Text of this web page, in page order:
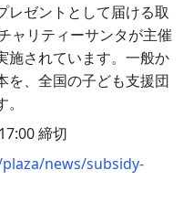
レゼントとして届ける取
ャリティーサンタが主催
施されています。一般か
を、全国の子ども支援団
締切
news/subsidy-